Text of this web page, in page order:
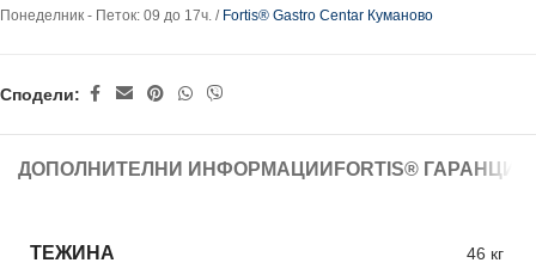
Понеделник - Петок: 09 до 17ч. / Fortis® Gastro Centar Куманово
Сподели:
ДОПОЛНИТЕЛНИ ИНФОРМАЦИИ FORTIS®
ТЕЖИНА 46 кг